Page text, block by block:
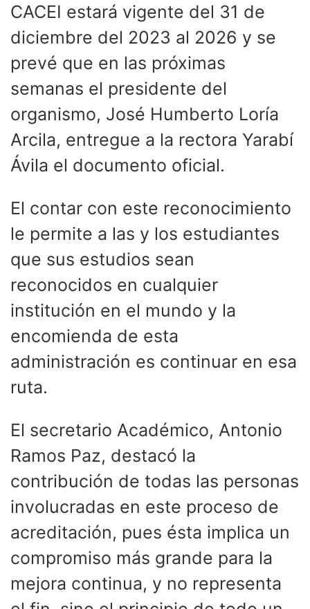
CACEI estará vigente del 31 de
diciembre del 2023 al 2026 y se
prevé que en las próximas
semanas el presidente del
organismo, José Humberto Loría
Arcila, entregue a la rectora Yarabí
Ávila el documento oficial.
El contar con este reconocimiento
le permite a las y los estudiantes
que sus estudios sean
reconocidos en cualquier
institución en el mundo y la
encomienda de esta
administración es continuar en esa
ruta.
El secretario Académico, Antonio
Ramos Paz, destacó la
contribución de todas las personas
involucradas en este proceso de
acreditación, pues ésta implica un
compromiso más grande para la
mejora continua, y no representa